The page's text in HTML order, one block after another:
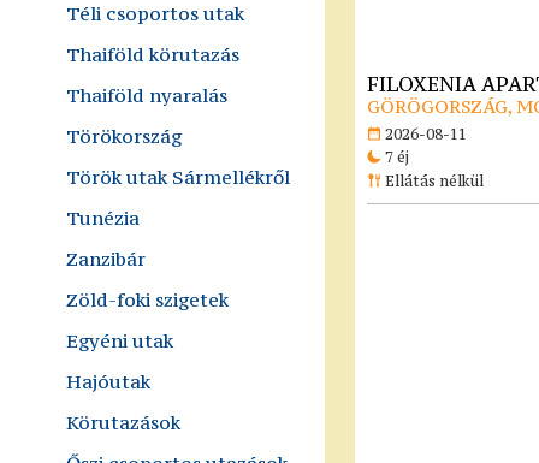
Téli csoportos utak
Thaiföld körutazás
Thaiföld nyaralás
Törökország
Török utak Sármellékről
Tunézia
Zanzibár
Zöld-foki szigetek
Egyéni utak
Hajóutak
Körutazások
FILOXENIA
GÖRÖGORSZÁG,
2026-08-11
7 éj
Ellátás nélkül